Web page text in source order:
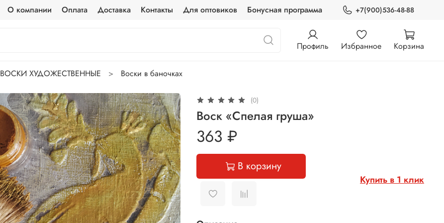
О компании Оплата Доставка Контакты Для оптовиков Бонусная программа +7(900)536-48-88
Профиль Избранное Корзина
ВОСКИ ХУДОЖЕСТВЕННЫЕ Воски в баночках
(0)
Воск «Спелая груша»
363 ₽
В корзину
Купить в 1 клик